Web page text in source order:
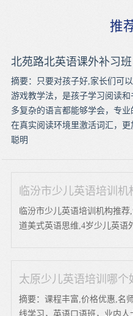
推
北苑路北英语课外补习班
摘要：只要对孩子好,家长们可
游戏教学法，是孩子学习阅读
多复杂的语言都能够学会，专业
在真实阅读环境里激活词汇，
聪明
临汾市少儿英语培训机
临汾市少儿英语培训机构推
道美式英语思维,4岁少儿英语
太原少儿英语培训哪个
摘要：课程丰富,价格优惠,名
线学习，英语口语班，业内